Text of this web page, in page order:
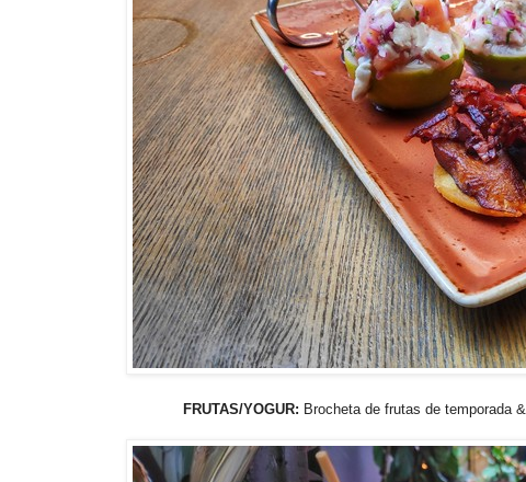
FRUTAS/YOGUR: Brocheta de frutas de temporada &